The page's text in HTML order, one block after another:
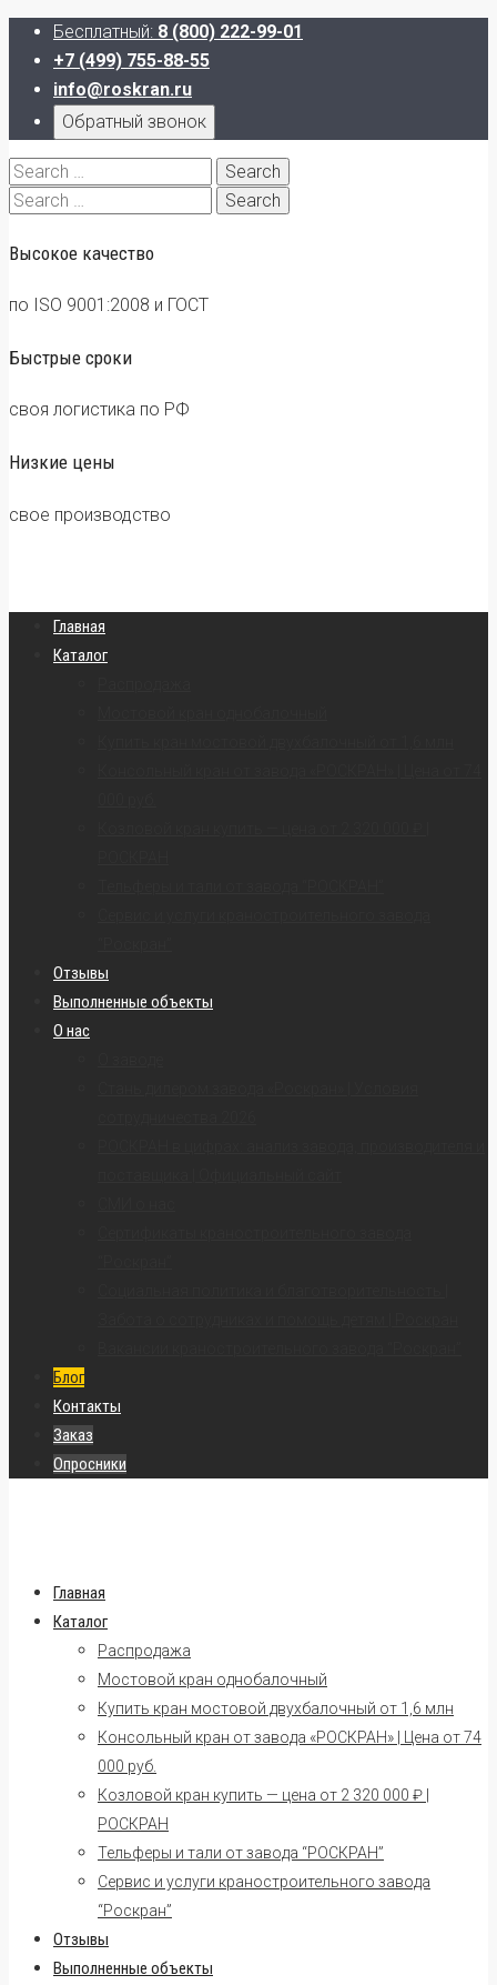
Бесплатный: 8 (800) 222-99-01
+7 (499) 755-88-55
info@roskran.ru
Обратный звонок
Search
for:
Search
Высокое качество
по ISO 9001:2008 и ГОСТ
Быстрые сроки
своя логистика по РФ
Низкие цены
свое производство
Главная
Каталог
Отзывы
Выполненные объекты
О нас
Блог
Контакты
Заказ
Опросники
Главная
Каталог
Распродажа
Мостовой кран однобалочный
Купить кран мостовой двухбалочный от 1,6 млн
Консольный кран от завода «РОСКРАН» | Цена от 74
000 руб.
Козловой кран купить — цена от 2 320 000 ₽ |
РОСКРАН
Тельферы и тали от завода “РОСКРАН”
Сервис и услуги краностроительного завода
“Роскран”
Отзывы
Выполненные объекты